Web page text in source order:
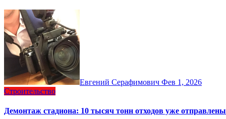
Евгений Серафимович Фев 1, 2026
Строительство
Демонтаж стадиона: 10 тысяч тонн отходов уже